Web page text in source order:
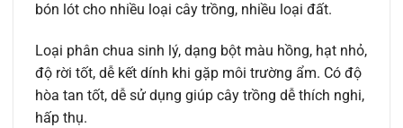
bón lót cho nhiều loại cây trồng, nhiều loại đất.
Loại phân chua sinh lý, dạng bột màu hồng, hạt nhỏ,
độ rời tốt, dễ kết dính khi gặp môi trường ẩm. Có độ
hòa tan tốt, dễ sử dụng giúp cây trồng dễ thích nghi,
hấp thụ.